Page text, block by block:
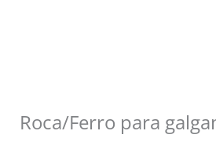
Roca/Ferro para